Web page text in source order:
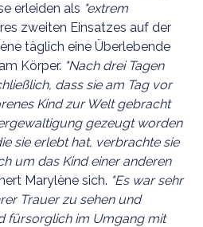
erleiden als "extrem
zweiten Einsatzes auf der
täglich eine Überlebende
Körper. "Nach drei Tagen
dass sie am Tag vor
Kind zur Welt gebracht
gezeugt worden
sie erlebt hat, verbrachte sie
um das Kind einer anderen
Marylène sich. "Es war sehr
Trauer zu sehen und
fürsorglich im Umgang mit